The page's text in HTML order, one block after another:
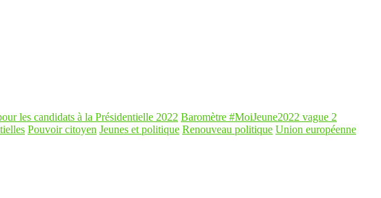
les candidats à la Présidentielle 2022 Baromètre #MoiJeune2022 vague 2
Pouvoir citoyen Jeunes et politique Renouveau politique Union européenne